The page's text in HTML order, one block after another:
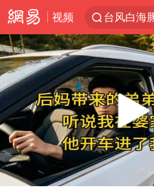
视频
台风白海
看守所辅
台风白海
台风白海
U17国足
Play
00:00